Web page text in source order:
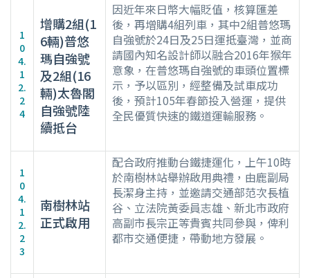
1
0
4.
1
2.
2
4
增購2組(1
6輛)普悠
瑪自強號
及2組(16
輛)太魯閣
自強號陸
續抵台
因近年來日幣大幅貶值，核算匯差
後，再增購4組列車，其中2組普悠瑪
自強號於24日及25日運抵臺灣，並商
請國內知名設計師以融合2016年猴年
意象，在普悠瑪自強號的車頭位置標
示，予以區別，經整備及試車成功
後，預計105年春節投入營運，提供
全民優質快速的鐵道運輸服務。
1
0
4.
1
2.
2
3
南樹林站
正式啟用
配合政府推動台鐵捷運化，上午10時
於南樹林站舉辦啟用典禮，由鹿副局
長潔身主持，並邀請交通部范次長植
谷、立法院黃委員志雄、新北市政府
高副市長宗正等貴賓共同參與，俾利
都市交通便捷，帶動地方發展。